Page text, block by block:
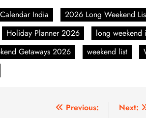
India 2026 Long Weekend
Holiday Planner 2026 long weekend
Getaways 2026 weekend list
Previous:
Next: